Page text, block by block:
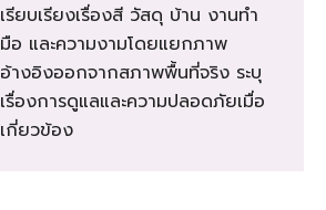
เรียบเรียงเรื่องสี วัสดุ บ้าน งานทำ
มือ และความงามโดยแยกภาพ
อ้างอิงออกจากสภาพพื้นที่จริง ระบุ
เรื่องการดูแลและความปลอดภัยเมื่อ
เกี่ยวข้อง